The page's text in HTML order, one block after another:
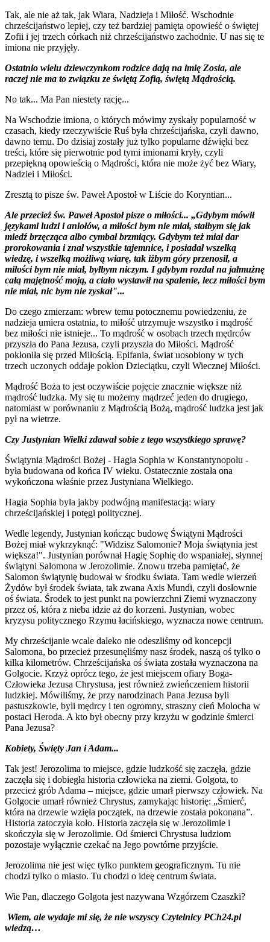
Tak, ale nie aż tak, jak Wiara, Nadzieja i Miłość. Wschodnie
chrześcijaństwo lepiej, czy też bardziej pamięta opowieść o świętej
Zofii i jej trzech córkach niż chrześcijaństwo zachodnie. U nas się te
imiona nie przyjęły.
Ostatnio wielu dziewczynkom rodzice dają na imię Zosia, ale
raczej nie ma to związku ze świętą Zofią, świętą Mądrością.
No tak... Ma Pan niestety rację...
Na Wschodzie imiona, o których mówimy zyskały popularność w
czasach, kiedy rzeczywiście Ruś była chrześcijańska, czyli dawno,
dawno temu. Do dzisiaj zostały już tylko popularne dźwięki bez
treści, które się pierwotnie pod tymi imionami kryły, czyli
przepiękną opowieścią o Mądrości, która nie może żyć bez Wiary,
Nadziei i Miłości.
Zresztą to pisze św. Paweł Apostoł w Liście do Koryntian...
Ale przecież św. Paweł Apostoł pisze o miłości... „Gdybym mówił
językami ludzi i aniołów, a miłości bym nie miał, stałbym się jak
miedź brzęcząca albo cymbał brzmiący. Gdybym też miał dar
prorokowania i znał wszystkie tajemnice, i posiadał wszelką
wiedzę, i wszelką możliwą wiarę, tak iżbym góry przenosił, a
miłości bym nie miał, byłbym niczym. I gdybym rozdał na jałmużnę
całą majętność moją, a ciało wystawił na spalenie, lecz miłości bym
nie miał, nic bym nie zyskał"...
Do czego zmierzam: wbrew temu potocznemu powiedzeniu, że
nadzieja umiera ostatnia, to miłość utrzymuje wszystko i mądrość
bez miłości nie istnieje... To mądrość w osobach trzech mędrców
przyszła do Pana Jezusa, czyli przyszła do Miłości. Mądrość
pokłoniła się przed Miłością. Epifania, świat uosobiony w tych
trzech uczonych oddaje pokłon Dzieciątku, czyli Wiecznej Miłości.
Mądrość Boża to jest oczywiście pojęcie znacznie większe niż
mądrość ludzka. My się tu możemy mądrzeć jeden do drugiego,
natomiast w porównaniu z Mądrością Bożą, mądrość ludzka jest jak
pył na wietrze.
Czy Justynian Wielki zdawał sobie z tego wszystkiego sprawę?
Świątynia Mądrości Bożej - Hagia Sophia w Konstantynopolu -
była budowana od końca IV wieku. Ostatecznie została ona
wykończona właśnie przez Justyniana Wielkiego.
Hagia Sophia była jakby podwójną manifestacją: wiary
chrześcijańskiej i potęgi politycznej.
Wedle legendy, Justynian kończąc budowę Świątyni Mądrości
Bożej miał wykrzyknąć: "Widzisz Salomonie? Moja świątynia jest
większa!". Justynian porównał Hagię Sophię do wspaniałej, słynnej
świątyni Salomona w Jerozolimie. Znowu trzeba pamiętać, że
Salomon świątynię budował w środku świata. Tam wedle wierzeń
Żydów był środek świata, tak zwana Axis Mundi, czyli dosłownie
oś świata. Środek to jest punkt na powierzchni Ziemi wyznaczony
przez oś, która z nieba idzie aż do korzeni. Justynian, wobec
kryzysu politycznego Rzymu łacińskiego, wyznacza nowe centrum.
My chrześcijanie wcale daleko nie odeszliśmy od koncepcji
Salomona, bo przecież przesunęliśmy nasz środek, naszą oś tylko o
kilka kilometrów. Chrześcijańska oś świata została wyznaczona na
Golgocie. Krzyż oprócz tego, że jest miejscem ofiary Boga-
Człowieka Jezusa Chrystusa, jest również zwieńczeniem historii
ludzkiej. Mówiliśmy, że przy narodzinach Pana Jezusa byli
pastuszkowie, byli mędrcy i ten ogromny, straszny cień Molocha w
postaci Heroda. A kto był obecny przy krzyżu w godzinie śmierci
Pana Jezusa?
Kobiety, Święty Jan i Adam...
Tak jest! Jerozolima to miejsce, gdzie ludzkość się zaczęła, gdzie
zaczęła się i dobiegła historia człowieka na ziemi. Golgota, to
przecież grób Adama – miejsce, gdzie umarł pierwszy człowiek. Na
Golgocie umarł również Chrystus, zamykając historię: „Śmierć,
która na drzewie wzięła początek, na drzewie została pokonana”.
Historia zatoczyła koło. Historia zaczęła się w Jerozolimie i
skończyła się w Jerozolimie. Od śmierci Chrystusa ludziom
pozostaje wyłącznie czekać na Jego powtórne przyjście.
Jerozolima nie jest więc tylko punktem geograficznym. Tu nie
chodzi tylko o miasto. Tu chodzi o ideę centrum świata.
Wie Pan, dlaczego Golgota jest nazywana Wzgórzem Czaszki?
Wiem, ale wydaje mi się, że nie wszyscy Czytelnicy PCh24.pl
wiedzą…